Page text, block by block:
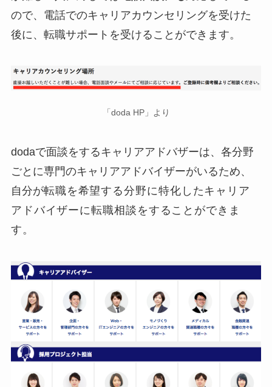
ので、電話でのキャリアカウンセリングを受けた
後に、転職サポートを受けることができます。
「doda HP」より
dodaで面談をするキャリアアドバザーは、各分野
ごとに専門のキャリアアドバイザーがいるため、
自分が転職を希望する分野に特化したキャリア
アドバイザーに転職相談をすることができま
す。